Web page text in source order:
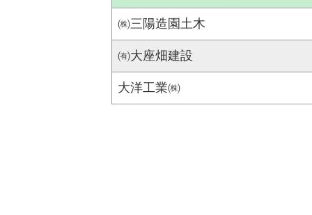
㈱三陽造園土木
㈲大座畑建設
大洋工業㈱